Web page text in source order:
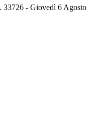
- Giovedì 6 Agosto